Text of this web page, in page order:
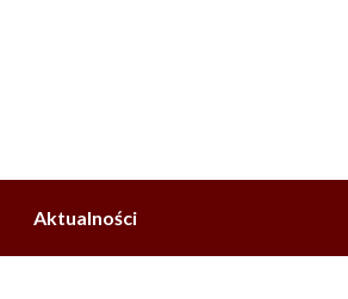
Aktualności